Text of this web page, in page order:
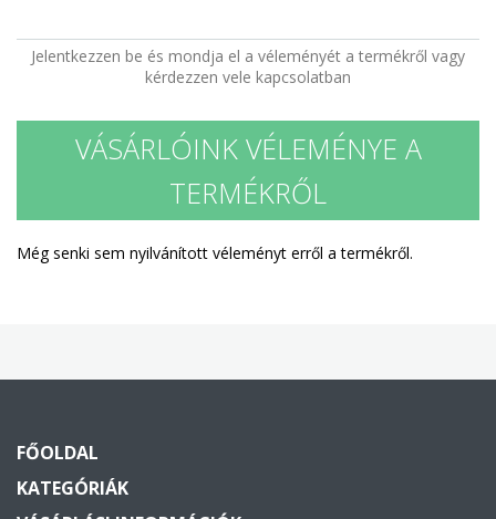
Jelentkezzen be és mondja el a véleményét a termékről vagy
kérdezzen vele kapcsolatban
VÁSÁRLÓINK VÉLEMÉNYE A
TERMÉKRŐL
Még senki sem nyilvánított véleményt erről a termékről.
FŐOLDAL
KATEGÓRIÁK